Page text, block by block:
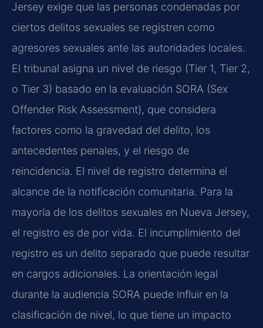
Jersey exige que las personas condenadas por
ciertos delitos sexuales se registren como
agresores sexuales ante las autoridades locales.
El tribunal asigna un nivel de riesgo (Tier 1, Tier 2,
o Tier 3) basado en la evaluación SORA (Sex
Offender Risk Assessment), que considera
factores como la gravedad del delito, los
antecedentes penales, y el riesgo de
reincidencia. El nivel de registro determina el
alcance de la notificación comunitaria. Para la
mayoría de los delitos sexuales en Nueva Jersey,
el registro es de por vida. El incumplimiento del
registro es un delito separado que puede resultar
en cargos adicionales. La orientación legal
durante la audiencia SORA puede influir en la
clasificación de nivel, lo que tiene un impacto